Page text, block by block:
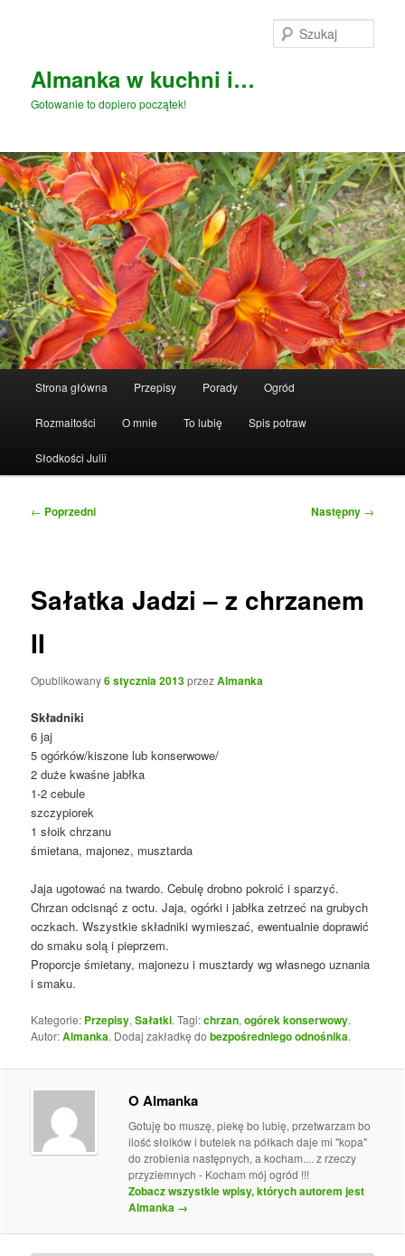
Almanka w kuchni i…
Gotowanie to dopiero początek!
Strona główna Przepisy Porady Ogród
Rozmaitości O mnie To lubię Spis potraw
Słodkości Julii
Nawigacja
← Poprzedni Następny →
Sałatka Jadzi – z chrzanem
II
Opublikowany6 stycznia 2013przezAlmanka
Składniki
6 jaj
5 ogórków/kiszone lub konserwowe/
2 duże kwaśne jabłka
1-2 cebule
szczypiorek
1 słoik chrzanu
śmietana, majonez, musztarda
Jaja ugotować na twardo. Cebulę drobno pokroić i sparzyć.
Chrzan odcisnąć z octu. Jaja, ogórki i jabłka zetrzeć na grubych
oczkach. Wszystkie składniki wymieszać, ewentualnie doprawić
do smaku solą i pieprzem.
Proporcje śmietany, majonezu i musztardy wg własnego uznania
i smaku.
Kategorie: Przepisy,Sałatki. Tagi:chrzan,ogórek konserwowy.
Autor:Almanka. Dodaj zakładkę dobezpośredniego odnośnika.
O Almanka
Gotuję bo muszę, piekę bo lubię, przetwarzam bo
ilość słoików i butelek na półkach daje mi "kopa"
do zrobienia następnych, a kocham.... z rzeczy
przyziemnych - Kocham mój ogród !!!
Zobacz wszystkie wpisy, których autorem jest
Almanka →